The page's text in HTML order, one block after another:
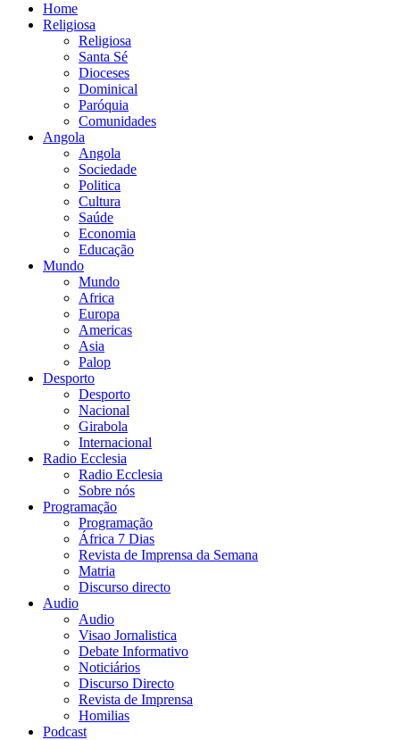
Home
Religiosa
Religiosa
Santa Sé
Dioceses
Dominical
Paróquia
Comunidades
Angola
Angola
Sociedade
Politica
Cultura
Saúde
Economia
Educação
Mundo
Mundo
Africa
Europa
Americas
Asia
Palop
Desporto
Desporto
Nacional
Girabola
Internacional
Radio Ecclesia
Radio Ecclesia
Sobre nós
Programação
Programação
África 7 Dias
Revista de Imprensa da Semana
Matria
Discurso directo
Audio
Audio
Visao Jornalistica
Debate Informativo
Noticiários
Discurso Directo
Revista de Imprensa
Homilias
Podcast